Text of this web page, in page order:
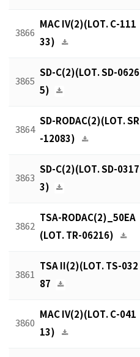
3866
MAC IV(2)(LOT. C-111
33)
3865
SD-C(2)(LOT. SD-0626
5)
3864
SD-RODAC(2)(LOT. SR
-12083)
3863
SD-C(2)(LOT. SD-0317
3)
3862
TSA-RODAC(2)_50EA
(LOT. TR-06216)
3861
TSA II(2)(LOT. TS-032
87
3860
MAC IV(2)(LOT. C-041
13)